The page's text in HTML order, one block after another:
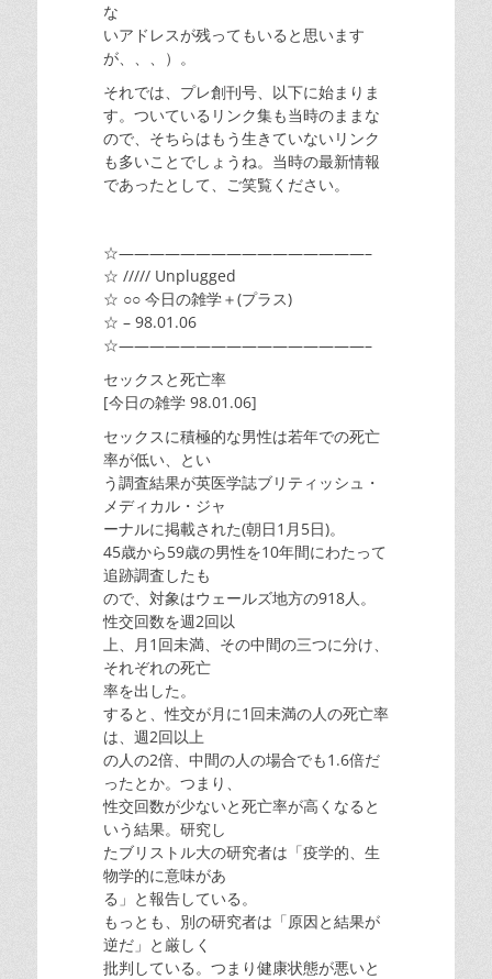
な
いアドレスが残ってもいると思います
が、、、）。
それでは、プレ創刊号、以下に始まりま
す。ついているリンク集も当時のままな
ので、そちらはもう生きていないリンク
も多いことでしょうね。当時の最新情報
であったとして、ご笑覧ください。
☆————————————————–
☆ ///// Unplugged
☆ ○○ 今日の雑学＋(プラス)
☆ – 98.01.06
☆————————————————–
セックスと死亡率
[今日の雑学 98.01.06]
セックスに積極的な男性は若年での死亡
率が低い、とい
う調査結果が英医学誌ブリティッシュ・
メディカル・ジャ
ーナルに掲載された(朝日1月5日)。
45歳から59歳の男性を10年間にわたって
追跡調査したも
ので、対象はウェールズ地方の918人。
性交回数を週2回以
上、月1回未満、その中間の三つに分け、
それぞれの死亡
率を出した。
すると、性交が月に1回未満の人の死亡率
は、週2回以上
の人の2倍、中間の人の場合でも1.6倍だ
ったとか。つまり、
性交回数が少ないと死亡率が高くなると
いう結果。研究し
たブリストル大の研究者は「疫学的、生
物学的に意味があ
る」と報告している。
もっとも、別の研究者は「原因と結果が
逆だ」と厳しく
批判している。つまり健康状態が悪いと